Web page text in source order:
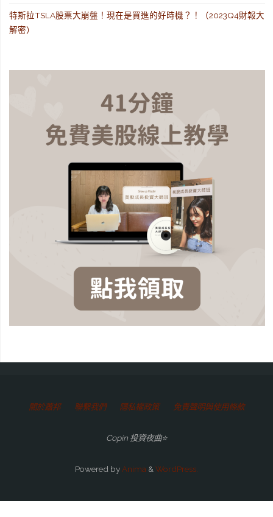
特斯拉TSLA股票大崩盤！現在是買進的好時機？！（2023Q4財報大
解密）
關於蕭邦 聯繫我們 隱私權政策 免責聲明與使用條款
Copin 投資夜曲⭐
Powered by Anima & WordPress.